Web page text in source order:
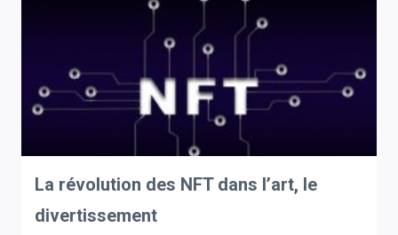
La révolution des NFT dans l’art, le
divertissement